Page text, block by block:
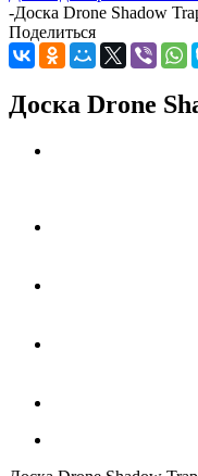
-Доска Drone Shadow
Поделиться
Доска Drone